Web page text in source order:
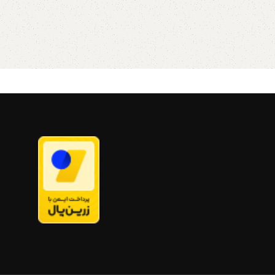
بزرگ تمامی سینی
ها فقط به صورت پس
تیپاکس ارسال می
پذیرایی در محیط
به شما این امکان
09357478096 از طریق واتساپ و
به دلیل سایز بزرگ تمامی سینی
ها و جعبه ها فقط به صورت پس
کرایه و از طریق تیپاکس ارسال می
شود
این جعبه ها برای پذیرایی در محیط
جلوگیری می نمایند به شما این امکان
و آجیل و موارد دیگر استفاده نمایید.
جعبه چوبی هنری دست ساز
ساخت ایرانو هنرمند ایرانی
یک محصول اصیل، زیبا، خاص و
نمادین برگرفته از فرهنگ و سنت و
رسوم ایرانی که عطر و بوی هنر ایرانی
را روی میز پذیرایی شما زنده میکند
طراحی و محصول اختصاصی هنرمندان
09357478096 از طریق واتساپ و